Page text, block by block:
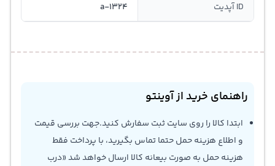
ID آپدیت a-1324
راهنمای خرید از آوینتو
ابتدا کالا را روی سایت ثبت سفارش کنید.جهت بررسی قیمت
و اطلاع هزینه حمل حتما تماس بگیرید، با پرداخت فقط
هزینه حمل به صورت بیعانه کالا ارسال خواهد شد «درب